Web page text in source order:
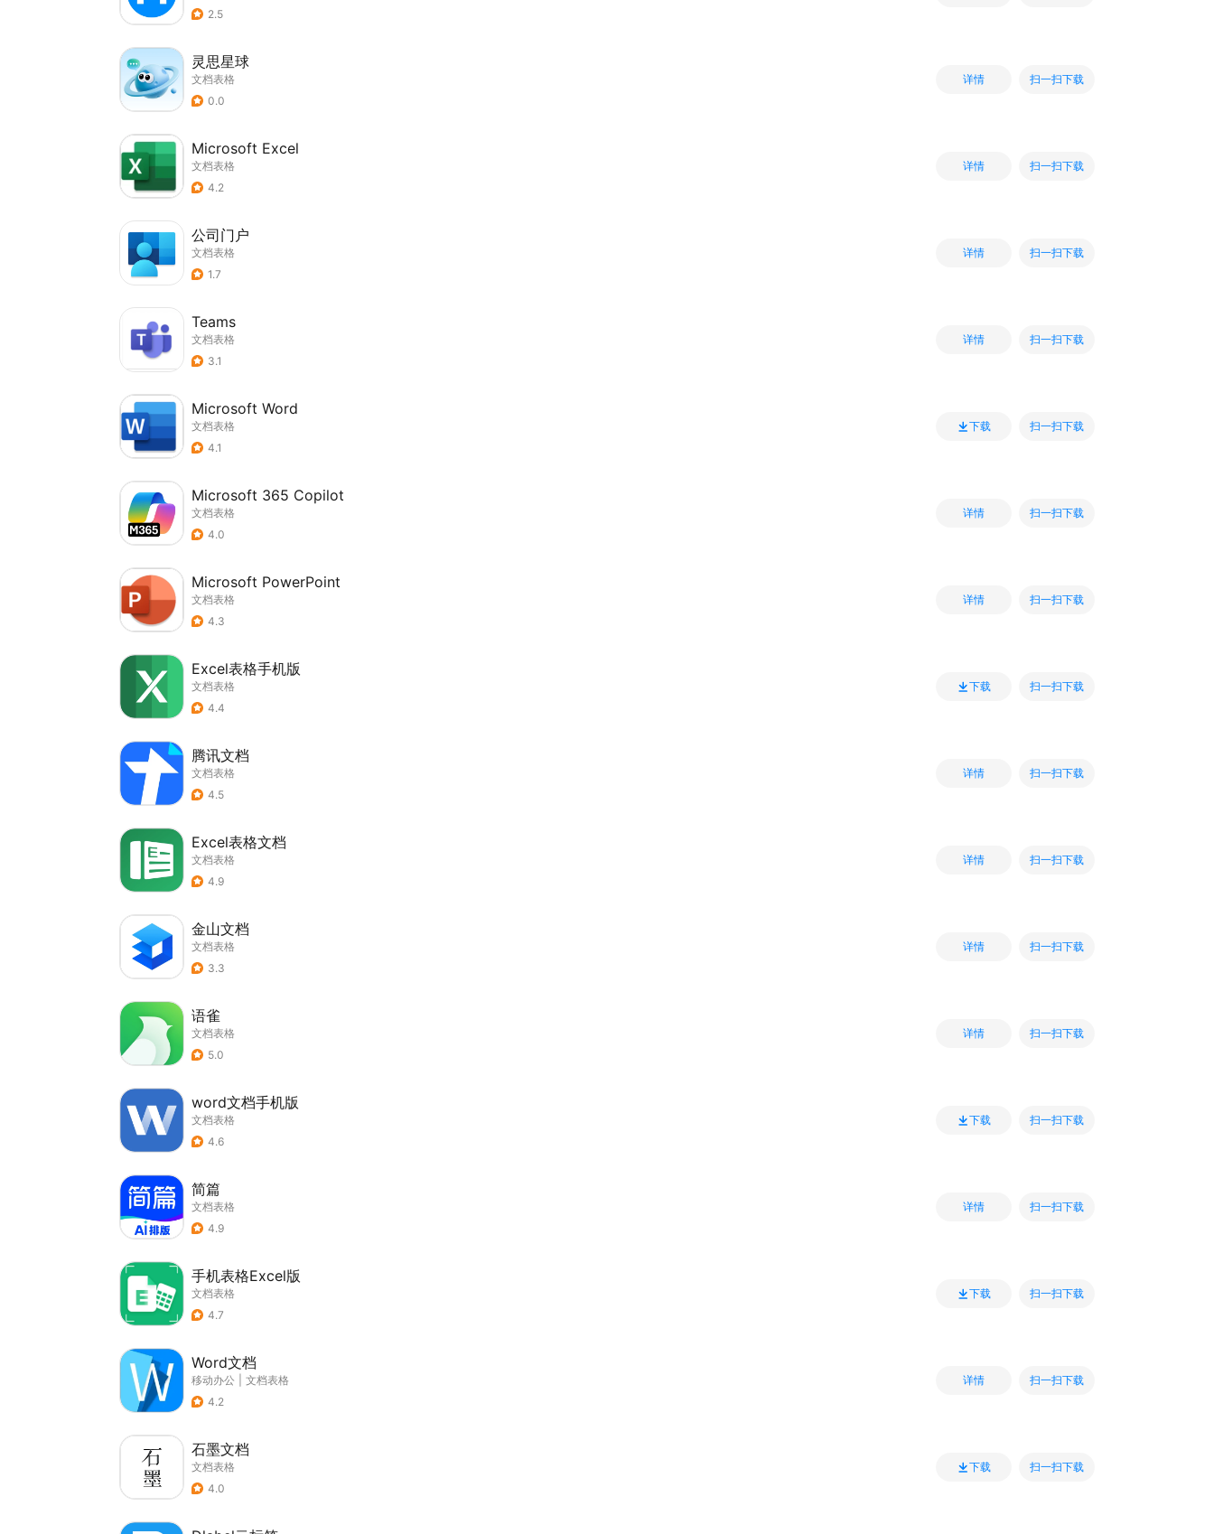
2.5
灵思星球
文档表格
0.0
详情 扫一扫下载
Microsoft Excel
文档表格
4.2
详情 扫一扫下载
公司门户
文档表格
1.7
详情 扫一扫下载
Teams
文档表格
3.1
详情 扫一扫下载
Microsoft Word
文档表格
4.1
下载 扫一扫下载
Microsoft 365 Copilot
文档表格
4.0
详情 扫一扫下载
Microsoft PowerPoint
文档表格
4.3
详情 扫一扫下载
Excel表格手机版
文档表格
4.4
下载 扫一扫下载
腾讯文档
文档表格
4.5
详情 扫一扫下载
Excel表格文档
文档表格
4.9
详情 扫一扫下载
金山文档
文档表格
3.3
详情 扫一扫下载
语雀
文档表格
5.0
详情 扫一扫下载
word文档手机版
文档表格
4.6
下载 扫一扫下载
简篇
文档表格
4.9
详情 扫一扫下载
手机表格Excel版
文档表格
4.7
下载 扫一扫下载
Word文档
移动办公
文档表格
4.2
详情 扫一扫下载
石墨文档
文档表格
4.0
下载 扫一扫下载